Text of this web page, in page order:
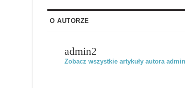
O AUTORZE
admin2
Zobacz wszystkie artykuły autora